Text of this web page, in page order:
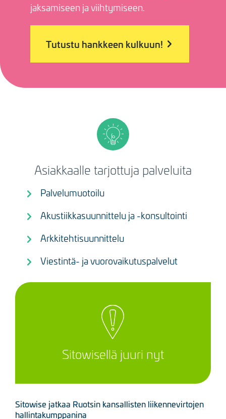
jaksamiseen ja viihtymiseen.
Tutustu hankkeen kulkuun!
Asiakkaalle tarjottuja palveluita
Palvelumuotoilu
Akustiikkasuunnittelu ja -konsultointi
Arkkitehtisuunnittelu
Viestintä- ja vuorovaikutuspalvelut
Sitowisellä juuri nyt
Sitowise jatkaa Ruotsin kansallisten liikennevirtojen
hallintakumppanina